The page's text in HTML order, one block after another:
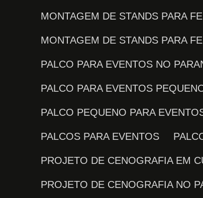
MONTAGEM DE STANDS PARA
MONTAGEM DE STANDS PARA
PALCO PARA EVENTOS NO
PALCO PARA EVENTOS
PALCO PEQUENO PARA
PALCOS PARA EVENTOS
PROJETO DE CENOGRAFIA EM
PROJETO DE CENOGRAFIA NO